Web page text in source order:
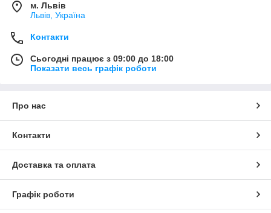
м. Львів
Львів, Україна
Контакти
Сьогодні працює з 09:00 до 18:00
Показати весь графік роботи
Про нас
Контакти
Доставка та оплата
Графік роботи